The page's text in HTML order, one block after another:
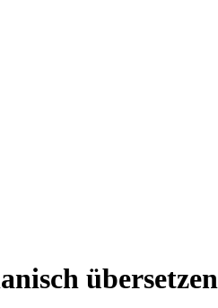
übersetzen